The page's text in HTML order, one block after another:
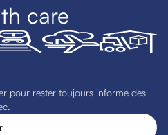
care
pour rester toujours informé des